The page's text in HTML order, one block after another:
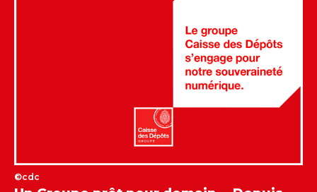
Toujours croire aux licornes, même à 210 ans. Le
©cdc